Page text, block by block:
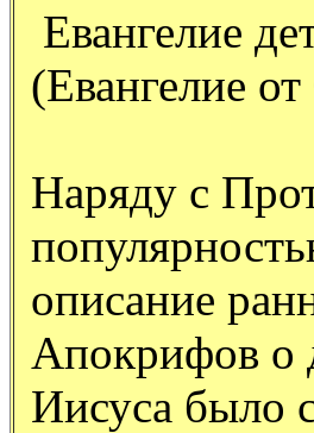
Евангелие
(Евангелие
Наряду с
описание
Апокрифов о
Иисуса было